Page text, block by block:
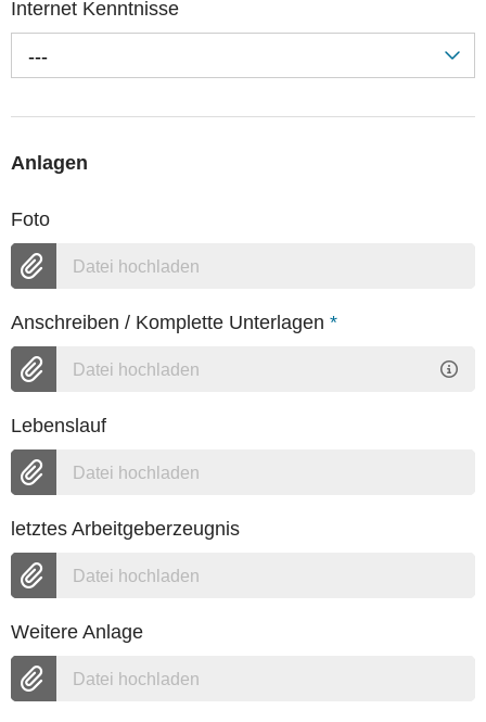
Internet Kenntnisse
---
Anlagen
Foto
Datei hochladen
Anschreiben / Komplette Unterlagen *
Datei hochladen
Lebenslauf
Datei hochladen
letztes Arbeitgeberzeugnis
Datei hochladen
Weitere Anlage
Datei hochladen